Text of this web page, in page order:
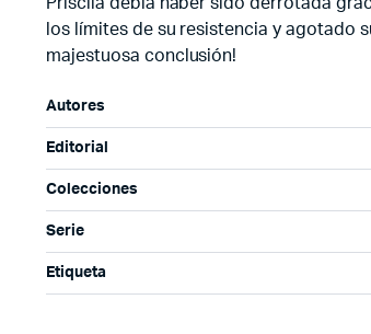
los límites de su resistencia y agotado
majestuosa conclusión!
Autores
Editorial
Colecciones
Serie
Etiqueta